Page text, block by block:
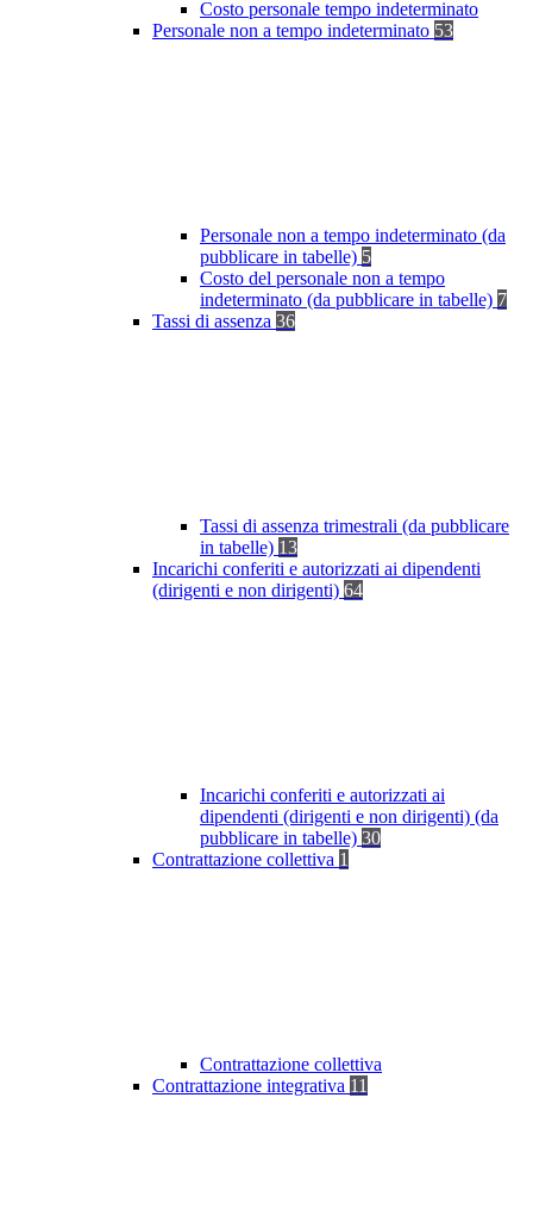
Costo personale tempo indeterminato
Personale non a tempo indeterminato 53
Personale non a tempo indeterminato (da
pubblicare in tabelle) 5
Costo del personale non a tempo
indeterminato (da pubblicare in tabelle) 7
Tassi di assenza 36
Tassi di assenza trimestrali (da pubblicare
in tabelle) 13
Incarichi conferiti e autorizzati ai dipendenti
(dirigenti e non dirigenti) 64
Incarichi conferiti e autorizzati ai
dipendenti (dirigenti e non dirigenti) (da
pubblicare in tabelle) 30
Contrattazione collettiva 1
Contrattazione collettiva
Contrattazione integrativa 11